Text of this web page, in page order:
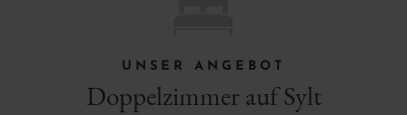
UNSER ANGEBOT
Doppelzimmer auf Sylt